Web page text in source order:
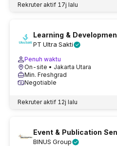
Rekruter aktif 17j lalu
Learning &
PT Ultra Sakti
Penuh waktu
On-site • Jakarta Utara
Min. Freshgrad
Negotiable
Rekruter aktif 12j lalu
Event & Publication
BINUS Group